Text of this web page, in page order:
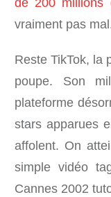
de 200 millions
vraiment pas
Reste TikTok, la
poupe. Son
plateforme
stars apparues
affolent. On
simple vidéo
Cannes 2002